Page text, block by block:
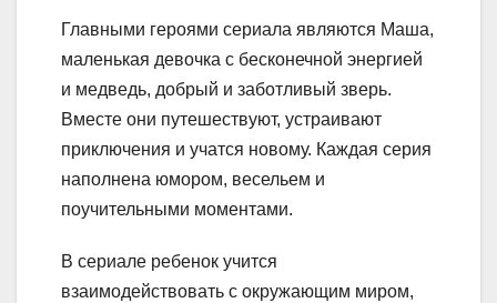
Главными героями сериала являются Маша,
маленькая девочка с бесконечной энергией
и медведь, добрый и заботливый зверь.
Вместе они путешествуют, устраивают
приключения и учатся новому. Каждая серия
наполнена юмором, весельем и
поучительными моментами.
В сериале ребенок учится
взаимодействовать с окружающим миром,